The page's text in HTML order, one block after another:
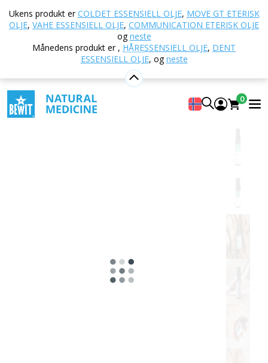
Ukens produkt erCOLDET ESSENSIELL OLJE, MOVE GT ETERISK
OLJE, VAHE ESSENSIELL OLJE, COMMUNICATION ETERISK OLJE
ogneste
Månedens produkt er , HÅRESSENSIELL OLJE, DENT
ESSENSIELL OLJE, ogneste
0
Hjem E-butikk
Blandinger av essensielle oljer
Wloss essensiell olje
Wloss essensiell olje
100 % ren og naturlig CTEO® essensiell oljeblanding
4.96 Vise 81 Anmeldt av